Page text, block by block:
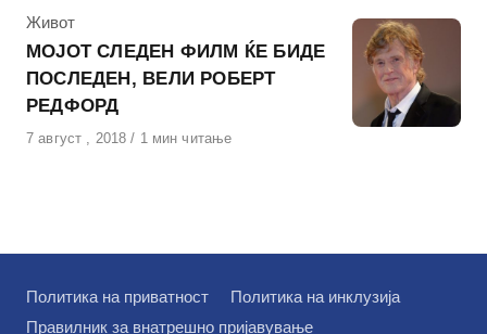
КАтегорија
Живот
МОЈОТ СЛЕДЕН ФИЛМ ЌЕ БИДЕ
ПОСЛЕДЕН, ВЕЛИ РОБЕРТ
РЕДФОРД
Објавено
7 август , 2018 1 мин читање
Политика на приватност
Политика на инклузија
Правилник за внатрешно пријавување